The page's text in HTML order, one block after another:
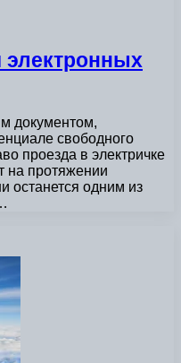
электронных
документом,
свободного
проезда в электричке
на протяжении
останется одним из